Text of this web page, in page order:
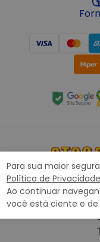
Para sua maior
Política de Privacidade
Ao continuar
você está ciente e
Copyright © 2022
Rodovia Presidente